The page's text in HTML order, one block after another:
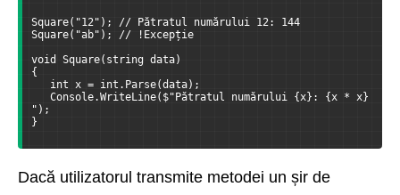
Square("12"); // Pătratul numărului 12: 144
Square("ab"); // !Excepție
void Square(string data)
{
int x = int.Parse(data);
Console.WriteLine($"Pătratul numărului {x}: {x * x}
");
}
Dacă utilizatorul transmite metodei un șir de